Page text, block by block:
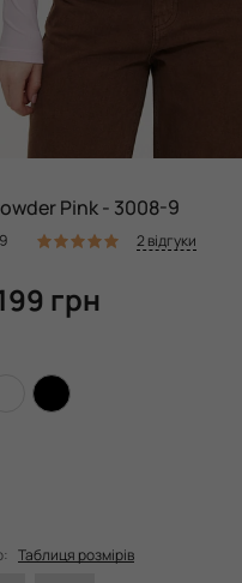
Pink - 3008-9
2 відгуки
грн
Таблиця розмірів